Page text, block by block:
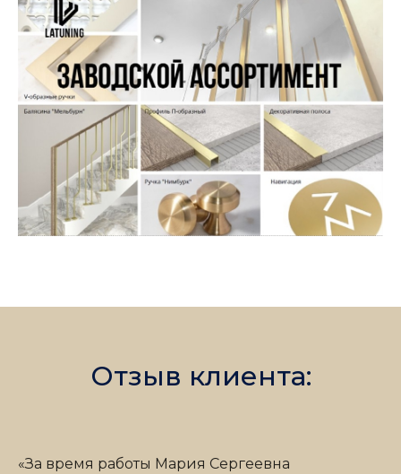
Отзыв клиента:
«За время работы Мария Сергеевна